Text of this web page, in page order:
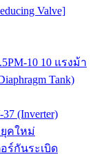
Valve]
10 10 แรงม้า
Tank)
(Inverter)
คใหม่
ร์กันระเบิด